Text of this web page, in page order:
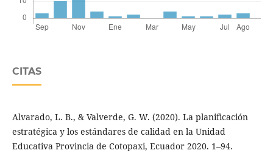
CITAS
Alvarado, L. B., & Valverde, G. W. (2020). La planificación
estratégica y los estándares de calidad en la Unidad
Educativa Provincia de Cotopaxi, Ecuador 2020. 1–94.